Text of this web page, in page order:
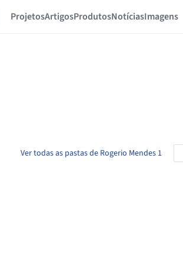
ProjetosArtigosProdutosNotíciasImagens
Ver todas as pastas de Rogerio Mendes 1